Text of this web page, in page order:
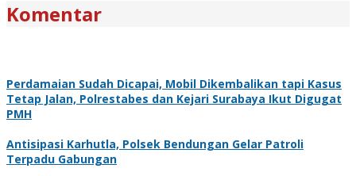
Komentar
Perdamaian Sudah Dicapai, Mobil Dikembalikan tapi Kasus
Tetap Jalan, Polrestabes dan Kejari Surabaya Ikut Digugat
PMH
Antisipasi Karhutla, Polsek Bendungan Gelar Patroli
Terpadu Gabungan